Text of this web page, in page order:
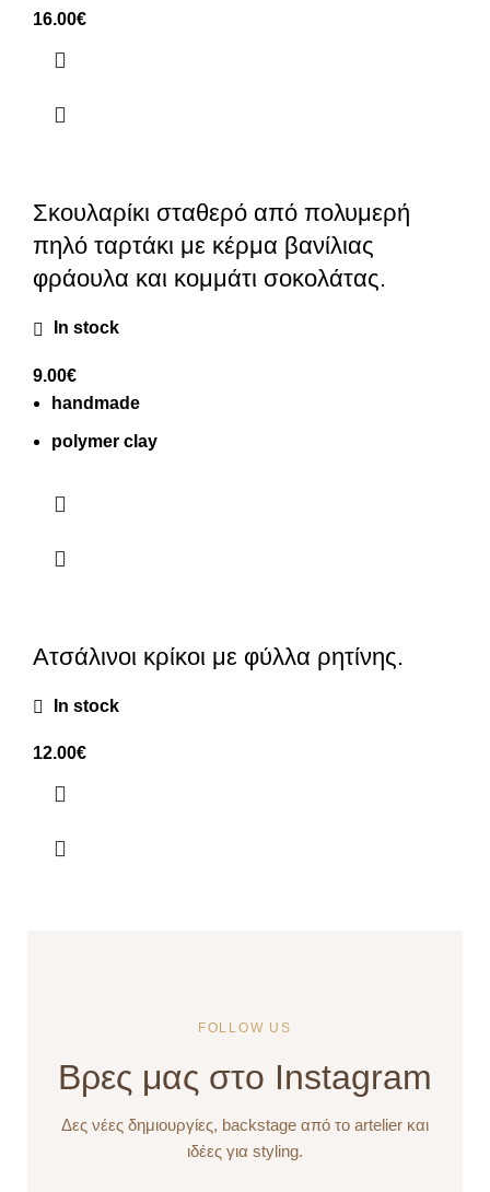
16.00€
Σκουλαρίκι σταθερό από πολυμερή
πηλό ταρτάκι με κέρμα βανίλιας
φράουλα και κομμάτι σοκολάτας.
In stock
9.00€
handmade
polymer clay
Ατσάλινοι κρίκοι με φύλλα ρητίνης.
In stock
12.00€
FOLLOW US
Βρες μας στο Instagram
Δες νέες δημιουργίες, backstage από το artelier και
ιδέες για styling.